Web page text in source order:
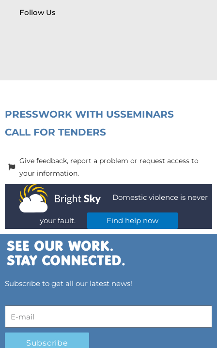
Follow Us
PRESSWORK WITH USSEMINARS
CALL FOR TENDERS
Give feedback, report a problem or request access to
your information.
Domestic violence is never
your fault. Find help now
Subscribe to get all our latest news!
Subscribe